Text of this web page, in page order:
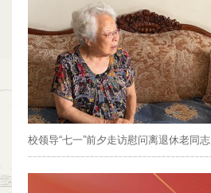
校领导“七一”前夕走访慰问离退休老同志